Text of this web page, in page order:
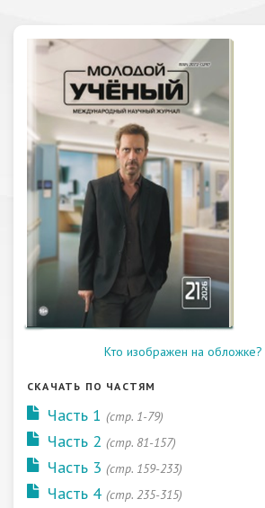
Кто изображен на обложке?
СКАЧАТЬ ПО ЧАСТЯМ
Часть 1 (стр. 1-79)
Часть 2 (стр. 81-157)
Часть 3 (стр. 159-233)
Часть 4 (стр. 235-315)